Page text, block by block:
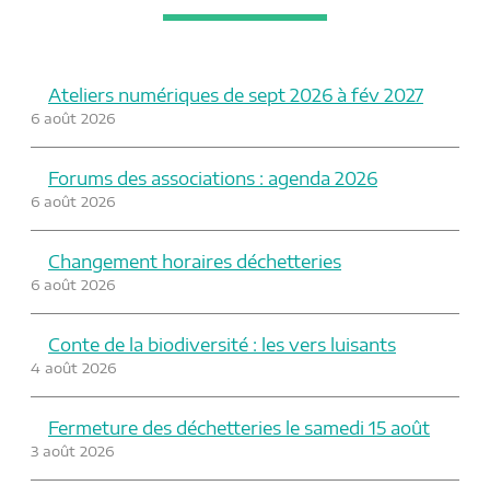
Ateliers numériques de sept 2026 à fév 2027
6 août 2026
Forums des associations : agenda 2026
6 août 2026
Changement horaires déchetteries
6 août 2026
Conte de la biodiversité : les vers luisants
4 août 2026
Fermeture des déchetteries le samedi 15 août
3 août 2026